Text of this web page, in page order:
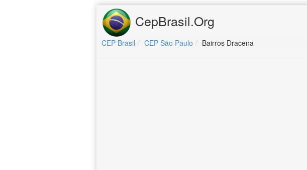
CepBrasil.Org
CEP Brasil CEP São Paulo Bairros Dracena